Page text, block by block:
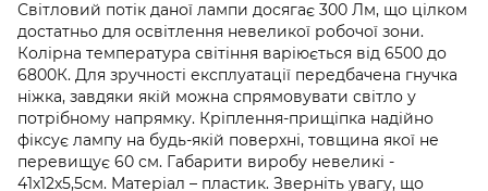
Світловий потік даної лампи досягає 300 Лм, що цілком
достатньо для освітлення невеликої робочої зони.
Колірна температура світіння варіюється від 6500 до
6800К. Для зручності експлуатації передбачена гнучка
ніжка, завдяки якій можна спрямовувати світло у
потрібному напрямку. Кріплення-прищіпка надійно
фіксує лампу на будь-якій поверхні, товщина якої не
перевищує 60 см. Габарити виробу невеликі -
41х12х5,5см. Матеріал – пластик. Зверніть увагу, що